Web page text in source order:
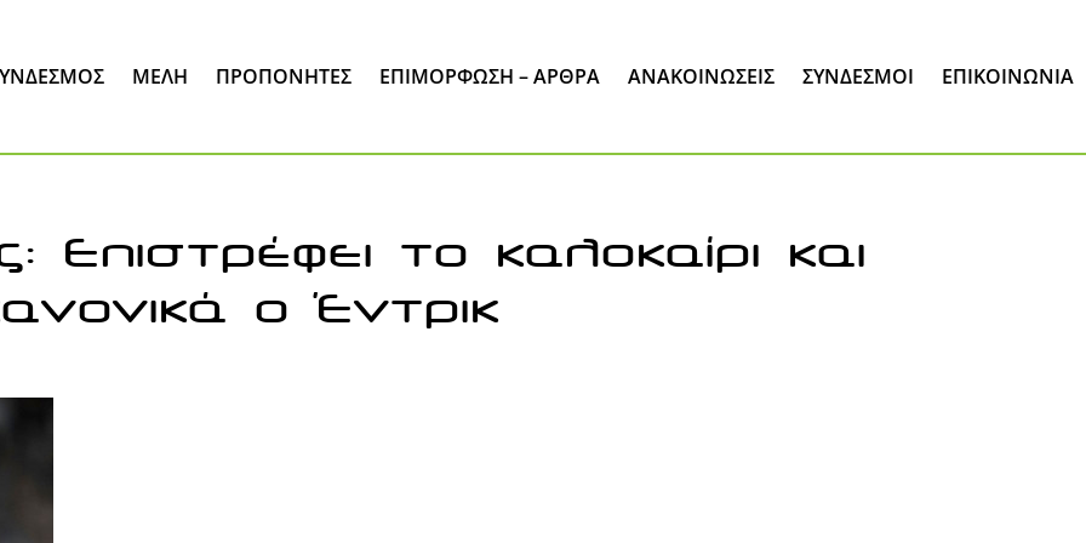
ΜΈΛΗ ΠΡΟΠΟΝΗΤΕΣ ΕΠΙΜΌΡΦΩΣΗ – ΆΡΘΡΑ ΑΝΑΚΟΙΝΏΣΕΙΣ ΣΎΝΔΕΣΜΟΙ ΕΠΙΚΟΙΝΩΝΊΑ
το καλοκαίρι και
ο Έντρικ